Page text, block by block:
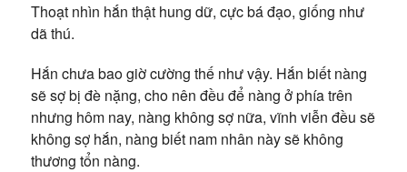
Thoạt nhìn hắn thật hung dữ, cực bá đạo, giống như
dã thú.
Hắn chưa bao giờ cường thế như vậy. Hắn biết nàng
sẽ sợ bị đè nặng, cho nên đều để nàng ở phía trên
nhưng hôm nay, nàng không sợ nữa, vĩnh viễn đều sẽ
không sợ hắn, nàng biết nam nhân này sẽ không
thương tổn nàng.